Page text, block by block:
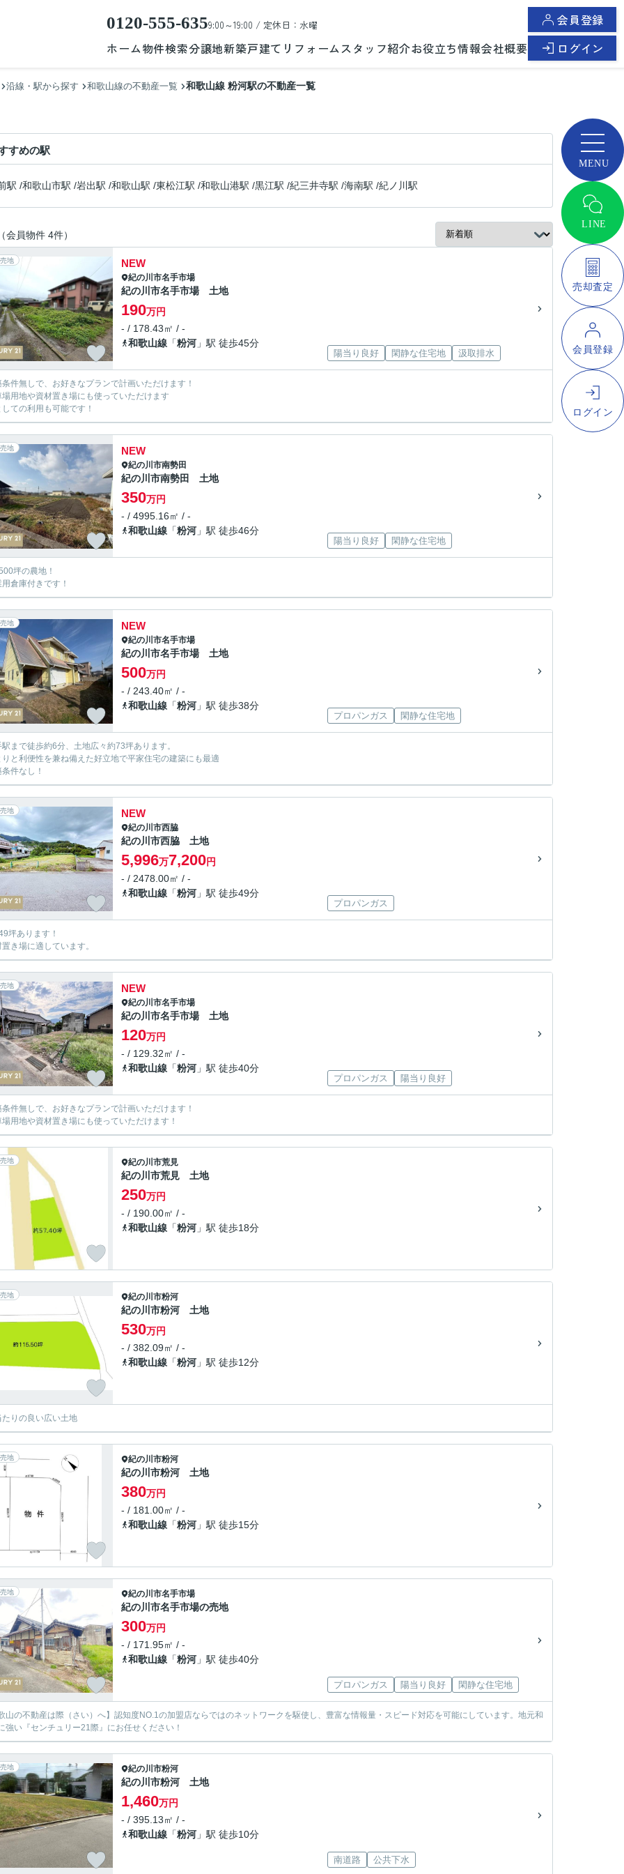
0120-555-6359:00～19:00 / 定休日：水曜
ホーム物件検索分譲地新築戸建て リフォーム スタッフ紹介お役立ち情報会社概要
会員登録
ログイン
沿線・駅から探す 和歌山線の不動産一覧 和歌山線 粉河駅の不動産一覧
すめの駅
駅 /和歌山市駅 /岩出駅 /和歌山駅 /東松江駅 /和歌山港駅 /黒江駅 /紀三井寺駅 /海南駅 /紀ノ川駅
会員物件 4件）
売地 NEW
紀の川市名手市場
紀の川市名手市場 土地
190万円
- / 178.43㎡ / -
和歌山線 「粉河 」駅 徒歩45分
陽当り良好 閑静な住宅地 汲取排水
件無しで、お好きなプランで計画いただけます！
場用地や資材置き場にも使っていただけます
ての利用も可能です！
売地 NEW
紀の川市南勢田
紀の川市南勢田 土地
350万円
- / 4995.16㎡ / -
和歌山線 「粉河 」駅 徒歩46分
陽当り良好 閑静な住宅地
坪の農地！
倉庫付きです！
売地 NEW
紀の川市名手市場
紀の川市名手市場 土地
500万円
- / 243.40㎡ / -
和歌山線 「粉河 」駅 徒歩38分
プロパンガス 閑静な住宅地
まで徒歩約6分、土地広々約73坪あります。
りと利便性を兼ね備えた好立地で平家住宅の建築にも最適
件なし！
売地 NEW
紀の川市西脇
紀の川市西脇 土地
5,996万7,200円
- / 2478.00㎡ / -
和歌山線 「粉河 」駅 徒歩49分
プロパンガス
坪あります！
き場に適しています。
売地 NEW
紀の川市名手市場
紀の川市名手市場 土地
120万円
- / 129.32㎡ / -
和歌山線 「粉河 」駅 徒歩40分
プロパンガス 陽当り良好
件無しで、お好きなプランで計画いただけます！
用地や資材置き場にも使っていただけます！
売地 紀の川市荒見
紀の川市荒見 土地
250万円
- / 190.00㎡ / -
和歌山線 「粉河 」駅 徒歩18分
売地 紀の川市粉河
紀の川市粉河 土地
530万円
- / 382.09㎡ / -
和歌山線 「粉河 」駅 徒歩12分
たりの良い広い土地
売地 紀の川市粉河
紀の川市粉河 土地
380万円
- / 181.00㎡ / -
和歌山線 「粉河 」駅 徒歩15分
売地 紀の川市名手市場
紀の川市名手市場の売地
300万円
- / 171.95㎡ / -
和歌山線 「粉河 」駅 徒歩40分
プロパンガス 陽当り良好 閑静な住宅地
山の不動産は際（さい）へ】認知度NO.1の加盟店ならではのネットワークを駆使し、豊富な情報量・スピード対応を可能にしています。地元和
強い『センチュリー21際』にお任せください！
売地 紀の川市粉河
紀の川市粉河 土地
1,460万円
- / 395.13㎡ / -
和歌山線 「粉河 」駅 徒歩10分
南道路 公共下水